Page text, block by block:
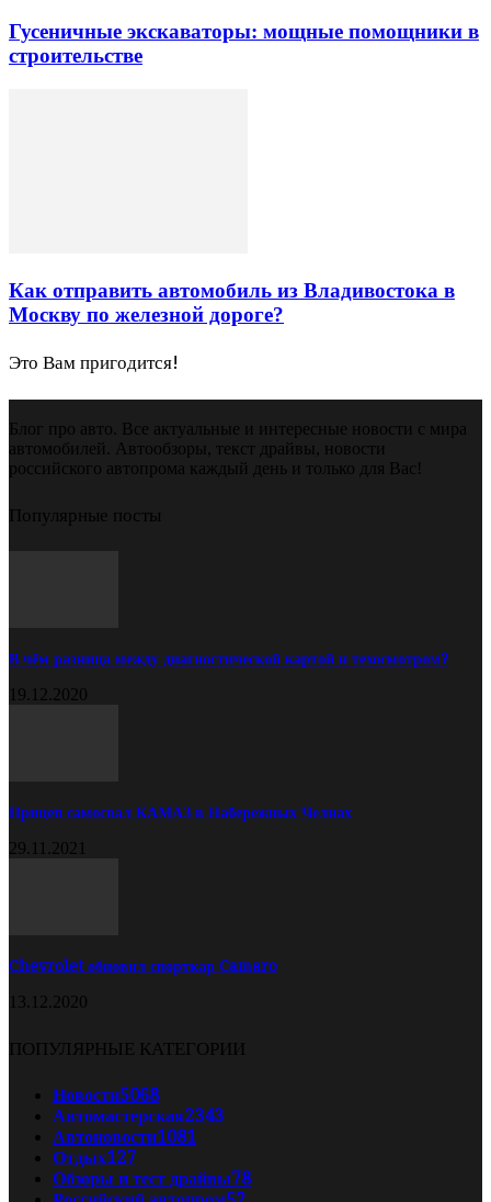
Гусеничные экскаваторы: мощные помощники в
строительстве
Как отправить автомобиль из Владивостока в
Москву по железной дороге?
Это Вам пригодится!
Блог про авто. Все актуальные и интересные новости с мира
автомобилей. Автообзоры, текст драйвы, новости
российского автопрома каждый день и только для Вас!
Популярные посты
В чём разница между диагностической картой и техосмотром?
19.12.2020
Прицеп самосвал КАМАЗ в Набережных Челнах
29.11.2021
Chevrolet обновил спорткар Camaro
13.12.2020
ПОПУЛЯРНЫЕ КАТЕГОРИИ
Новости5068
Автомастерская2343
Автоновости1081
Отдых127
Обзоры и тест драйвы78